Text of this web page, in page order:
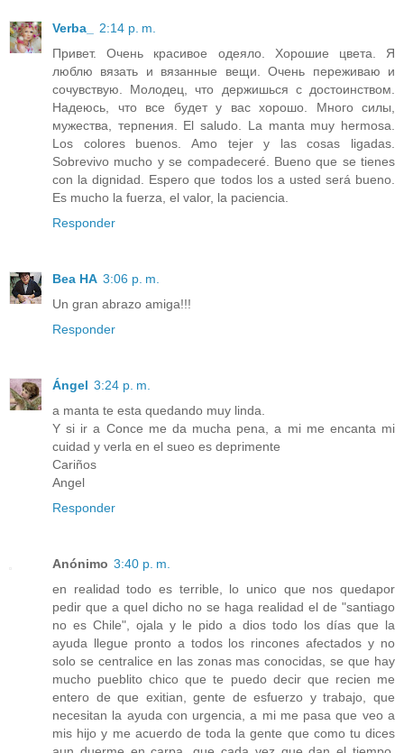
Verba_
2:14 p. m.
Привет. Очень красивое одеяло. Хорошие цвета. Я
люблю вязать и вязанные вещи. Очень переживаю и
сочувствую. Молодец, что держишься с достоинством.
Надеюсь, что все будет у вас хорошо. Много силы,
мужества, терпения. El saludo. La manta muy hermosa.
Los colores buenos. Amo tejer y las cosas ligadas.
Sobrevivo mucho y se compadeceré. Bueno que se tienes
con la dignidad. Espero que todos los a usted será bueno.
Es mucho la fuerza, el valor, la paciencia.
Responder
Bea HA 3:06 p. m.
Un gran abrazo amiga!!!
Responder
Ángel 3:24 p. m.
a manta te esta quedando muy linda.
Y si ir a Conce me da mucha pena, a mi me encanta mi
cuidad y verla en el sueo es deprimente
Cariños
Angel
Responder
Anónimo 3:40 p. m.
en realidad todo es terrible, lo unico que nos quedapor
pedir que a quel dicho no se haga realidad el de "santiago
no es Chile", ojala y le pido a dios todo los días que la
ayuda llegue pronto a todos los rincones afectados y no
solo se centralice en las zonas mas conocidas, se que hay
mucho pueblito chico que te puedo decir que recien me
entero de que exitian, gente de esfuerzo y trabajo, que
necesitan la ayuda con urgencia, a mi me pasa que veo a
mis hijo y me acuerdo de toda la gente que como tu dices